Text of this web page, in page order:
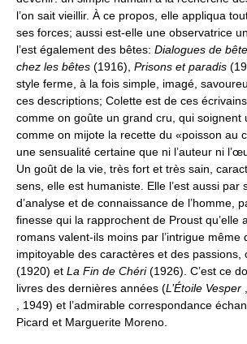
l’on sait vieillir. À ce propos, elle appliqua
ses forces; aussi est-elle une observatrice
l’est également des bêtes: Dialogues de
chez les bêtes (1916), Prisons et paradis
style ferme, à la fois simple, imagé,
ces descriptions; Colette est de ces
comme on goûte un grand cru, qui soignent
comme on mijote la recette du «poisson au
une sensualité certaine que ni l’auteur ni
Un goût de la vie, très fort et très sain,
sens, elle est humaniste. Elle l’est aussi par
d’analyse et de connaissance de l’homme,
finesse qui la rapprochent de Proust qu’elle
romans valent-ils moins par l’intrigue même
impitoyable des caractères et des passions,
(1920) et La Fin de Chéri(1926). C’est ce
livres des dernières années (L’Étoile Vesper
, 1949) et l’admirable correspondance
Picard et Marguerite Moreno.